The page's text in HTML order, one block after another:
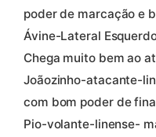
poder de marcação e
Ávine-Lateral
Chega muito bem ao
Joãozinho-atacante-
com bom poder de
Pio-volante-linense-